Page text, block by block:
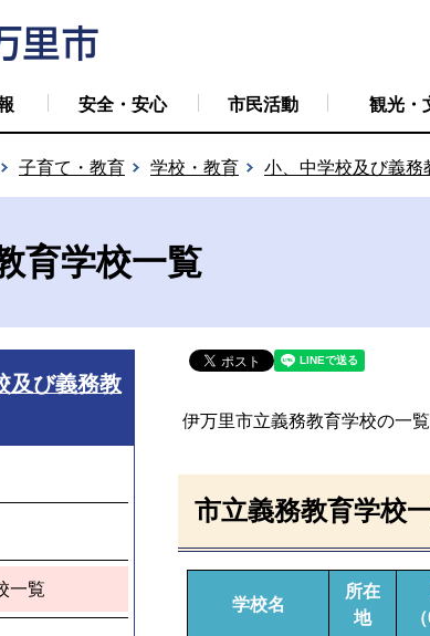
安全・安心 市民活動 観光・
子育て・教育 学校・教育 小、中学校及び義務
育学校一覧
及び義務教
一覧
伊万里市立義務教育学校の一覧
市立義務教育学校
学校名
所在
地
（